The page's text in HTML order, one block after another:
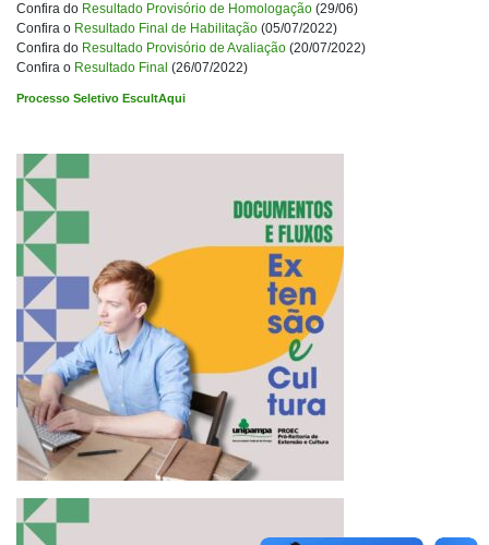
Confira do Resultado Provisório de Homologação (29/06)
Confira o Resultado Final de Habilitação (05/07/2022)
Confira do Resultado Provisório de Avaliação (20/07/2022)
Confira o Resultado Final (26/07/2022)
Processo Seletivo EscultAqui